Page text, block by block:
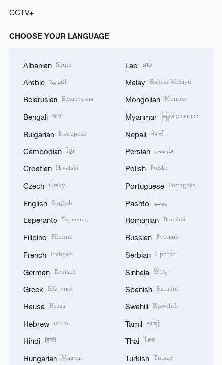
CCTV+
CHOOSE YOUR LANGUAGE
Albanian Shqip
Arabic العربية
Belarusian Беларуская
Bengali বাংলা
Bulgarian Български
Cambodian ខ្មែរ
Croatian Hrvatski
Czech Český
English English
Esperanto Esperanto
Filipino Filipino
French Français
German Deutsch
Greek Ελληνικά
Hausa Hausa
Hebrew עברית
Hindi हिन्दी
Hungarian Magyar
Lao ລາວ
Malay Bahasa Melayu
Mongolian Монгол
Myanmar မြန်မာဘာသာ
Nepali नेपाली
Persian فارسی
Polish Polski
Portuguese Português
Pashto پښتو
Romanian Română
Russian Русский
Serbian Српски
Sinhala සිංහල
Spanish Español
Swahili Kiswahili
Tamil தமிழ்
Thai ไทย
Turkish Türkçe